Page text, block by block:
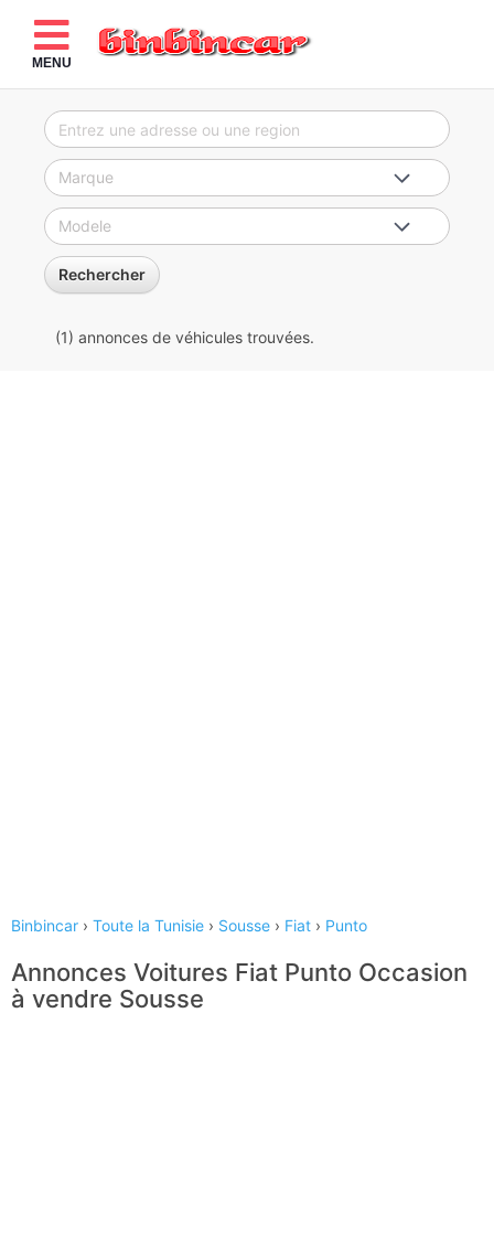
MENU
Rechercher
(1) annonces de véhicules trouvées.
Binbincar › Toute la Tunisie › Sousse › Fiat › Punto
Annonces Voitures Fiat Punto Occasion
à vendre Sousse